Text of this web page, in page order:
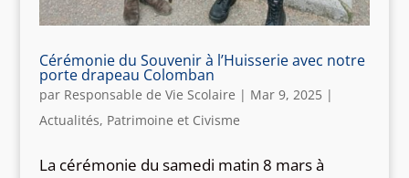
Cérémonie du Souvenir à l’Huisserie avec notre
porte drapeau Colomban
par Responsable de Vie Scolaire | Mar 9, 2025 |
Actualités, Patrimoine et Civisme
La cérémonie du samedi matin 8 mars à